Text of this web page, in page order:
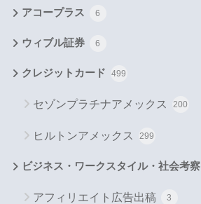
アコープラス 6
ウィブル証券 6
クレジットカード 499
セゾンプラチナアメックス 200
ヒルトンアメックス 299
ビジネス・ワークスタイル・社会考察
アフィリエイト広告出稿 3